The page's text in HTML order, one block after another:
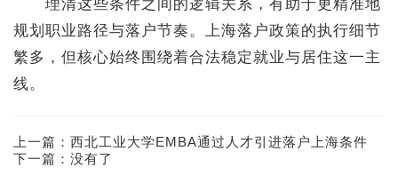
理清这些条件之间的逻辑关系，有助于更精准地
规划职业路径与落户节奏。上海落户政策的执行细节
繁多，但核心始终围绕着合法稳定就业与居住这一主
线。
上一篇： 西北工业大学EMBA通过人才引进落户上海条件
下一篇：没有了